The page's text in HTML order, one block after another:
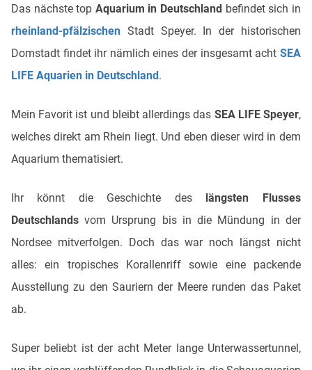
Das nächste top Aquarium in Deutschland befindet sich in
rheinland-pfälzischen Stadt Speyer. In der historischen
Domstadt findet ihr nämlich eines der insgesamt acht SEA
LIFE Aquarien in Deutschland.
Mein Favorit ist und bleibt allerdings das SEA LIFE Speyer,
welches direkt am Rhein liegt. Und eben dieser wird in dem
Aquarium thematisiert.
Ihr könnt die Geschichte des längsten Flusses
Deutschlands vom Ursprung bis in die Mündung in der
Nordsee mitverfolgen. Doch das war noch längst nicht
alles: ein tropisches Korallenriff sowie eine packende
Ausstellung zu den Sauriern der Meere runden das Paket
ab.
Super beliebt ist der acht Meter lange Unterwassertunnel,